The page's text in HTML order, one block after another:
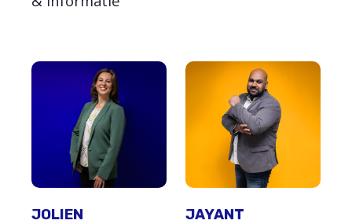
JOLIEN JAYANT